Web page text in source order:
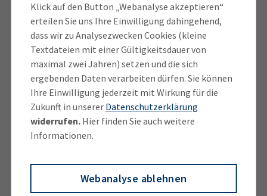
Klick auf den Button „Webanalyse akzeptieren“
erteilen Sie uns Ihre Einwilligung dahingehend,
dass wir zu Analysezwecken Cookies (kleine
Textdateien mit einer Gültigkeitsdauer von
maximal zwei Jahren) setzen und die sich
ergebenden Daten verarbeiten dürfen. Sie können
Ihre Einwilligung jederzeit mit Wirkung für die
Zukunft in unserer Datenschutzerklärung
widerrufen.Hier finden Sie auch weitere
Informationen.
Webanalyse ablehnen